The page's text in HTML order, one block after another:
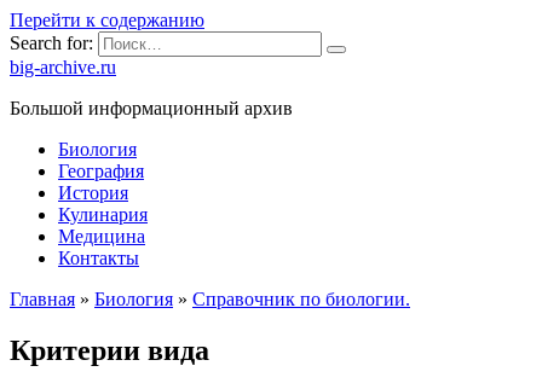
Перейти к содержанию
Search for:
big-archive.ru
Большой информационный архив
Биология
География
История
Кулинария
Медицина
Контакты
Главная » Биология » Справочник по биологии.
Критерии вида